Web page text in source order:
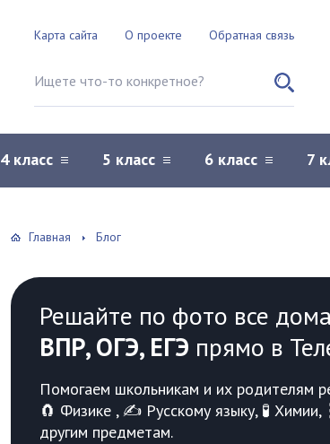
Карта сайта О проекте Обратная связь
Поиск по сайту
4 класс 5 класс 6 класс 7
Главная Блог
Решайте по фото все
ВПР, ОГЭ, ЕГЭ прямо в
Помогаем школьникам и их родителям
🧲 Физике , ✍️ Русскому языку, 🧪
другим предметам.